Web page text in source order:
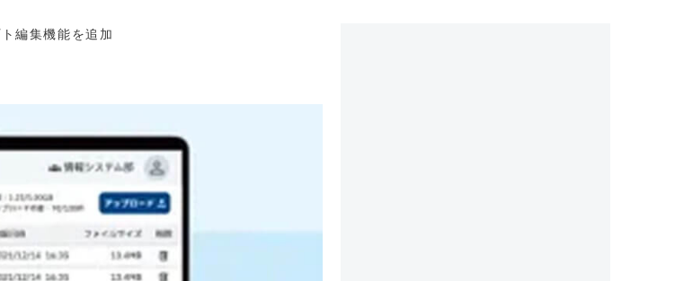
編集機能を追加